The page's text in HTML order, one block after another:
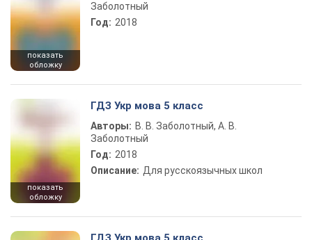
показать
обложку
Заболотный
Год: 2018
показать
обложку
ГДЗ Укр мова 5 класс
Авторы: В. В. Заболотный, А. В.
Заболотный
Год: 2018
Описание: Для русскоязычных школ